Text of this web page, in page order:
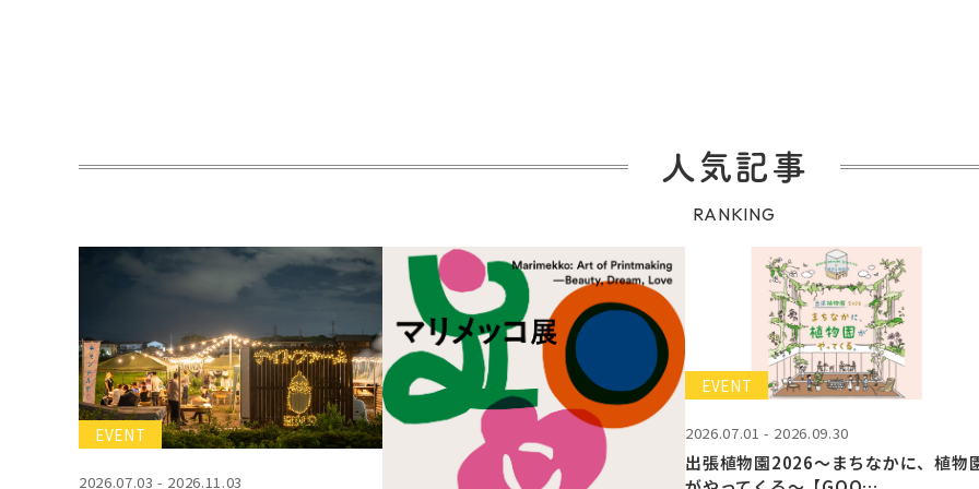
人気記事
RANKING
EVENT
2026.07.03 - 2026.11.03
EVENT
2026.07.01 - 2026.09.30
出張植物園2026～まちなかに、植物